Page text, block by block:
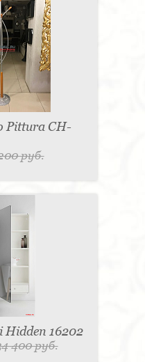
Pittura CH-
руб.
16202
400 руб.